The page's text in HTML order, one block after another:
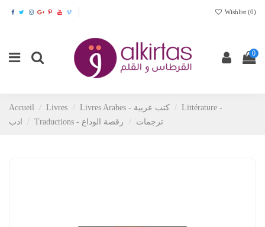
Wishlist (0)
0
Accueil Livres Livres Arabes - كتب عربية
Littérature -
ادب
Traductions - ترجمات رقصة الوداع